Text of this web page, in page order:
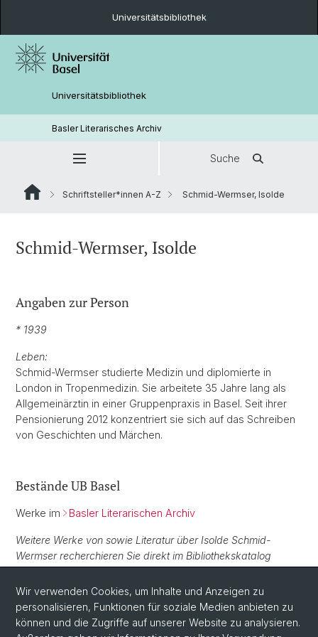
Universitätsbibliothek
Universitätsbibliothek
Basler Literarisches Archiv
Suche
Schriftsteller*innen A-Z Schmid-Wermser, Isolde
Schmid-Wermser, Isolde
Angaben zur Person
* 1939
Leben:
Schmid-Wermser studierte Medizin und diplomierte in
London in Tropenmedizin. Sie arbeitete 35 Jahre lang als
Allgemeinärztin in einer Gruppenpraxis in Basel. Seit ihrer
Pensionierung 2012 konzentriert sie sich auf das Schreiben
von Geschichten und Märchen.
Bestände UB Basel
Werke im Basler Literarischen Archiv
Weitere Werke von sowie Literatur über Isolde Schmid-
Wermser recherchieren Sie direkt im Bibliothekskatalog
swisscovery Basel.
Normdaten
Wir verwenden Cookies, um Inhalte und Anzeigen zu
personalisieren, Funktionen für soziale Medien anbieten zu
können und die Zugriffe auf unserer Website zu analysieren.